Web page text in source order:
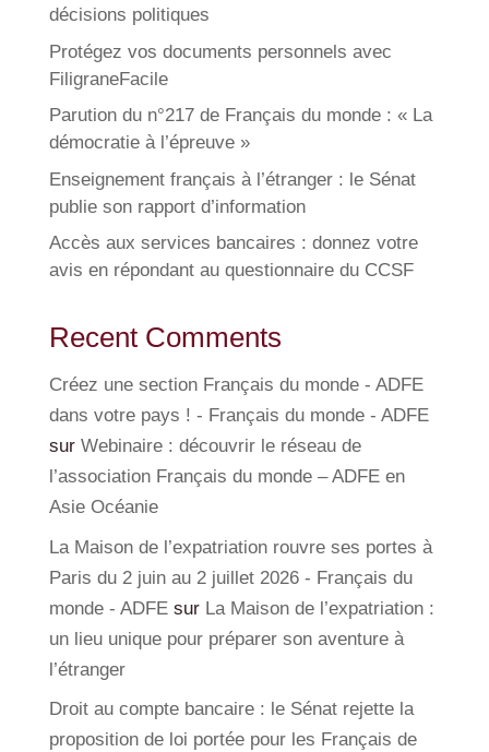
décisions politiques
Protégez vos documents personnels avec
FiligraneFacile
Parution du n°217 de Français du monde : « La
démocratie à l’épreuve »
Enseignement français à l’étranger : le Sénat
publie son rapport d’information
Accès aux services bancaires : donnez votre
avis en répondant au questionnaire du CCSF
Recent Comments
Créez une section Français du monde - ADFE
dans votre pays ! - Français du monde - ADFE
sur Webinaire : découvrir le réseau de
l’association Français du monde – ADFE en
Asie Océanie
La Maison de l’expatriation rouvre ses portes à
Paris du 2 juin au 2 juillet 2026 - Français du
monde - ADFEsur La Maison de l’expatriation :
un lieu unique pour préparer son aventure à
l’étranger
Droit au compte bancaire : le Sénat rejette la
proposition de loi portée pour les Français de